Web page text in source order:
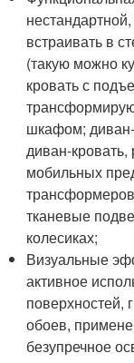
встраивать в
(такую можно
кровать с
шкафом; диван-
диван-
мобильных
тканевые
колесиках;
Визуальные
активное
поверхностей,
обоев,
безупречное